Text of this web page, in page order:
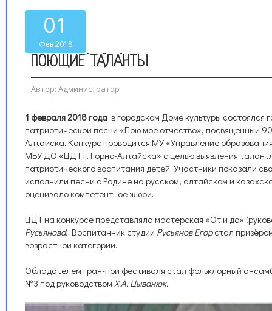
01
Фев 2018
ПОЮЩИЕ ТАЛАНТЫ
Автор: Администратор
1 февраля 2018 года в городском Доме культуры состоялся
патриотической песни «Пою мое отчество», посвященный
Алтайска. Конкурс проводится МУ «Управление
МБУ ДО «ЦДТ г. Горно-Алтайска» с целью выявления
патриотического воспитания детей. Участники показали
исполнили песни о Родине на русском, алтайском и
оценивало компетентное жюри.
ЦДТ на конкурсе представляла мастерская «От и до»
Русьянова). Воспитанник студии Русьянов Егорстал
возрастной категории.
Обладателем гран-при фестиваля стал фольклорный
№3 под руководством Х.А. Цыванюк.